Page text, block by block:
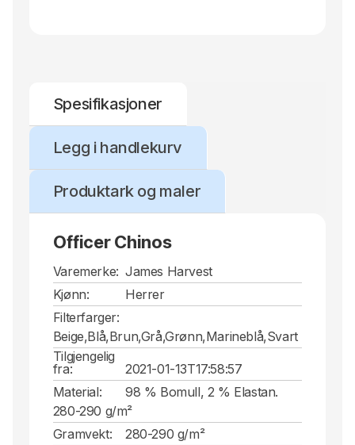
Spesifikasjoner
Legg i handlekurv
Produktark og maler
Officer Chinos
Varemerke: James Harvest
Kjønn:
Herrer
Filterfarger:
Beige,Blå,Brun,Grå,Grønn,Marineblå,Svart
Tilgjengelig
fra:
2021-01-13T17:58:57
Material:
98 % Bomull, 2 % Elastan.
280-290 g/m²
Gramvekt:
280-290 g/m²